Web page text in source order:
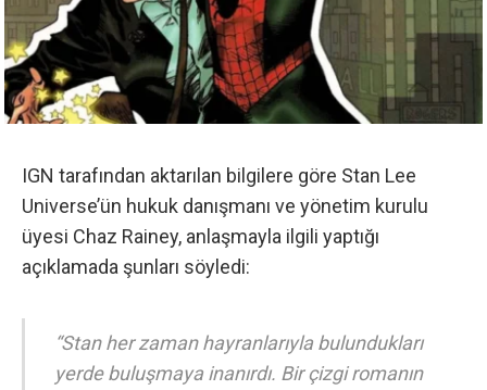
IGN tarafından aktarılan bilgilere göre Stan Lee
Universe’ün hukuk danışmanı ve yönetim kurulu
üyesi Chaz Rainey, anlaşmayla ilgili yaptığı
açıklamada şunları söyledi:
“Stan her zaman hayranlarıyla bulundukları
yerde buluşmaya inanırdı. Bir çizgi romanın